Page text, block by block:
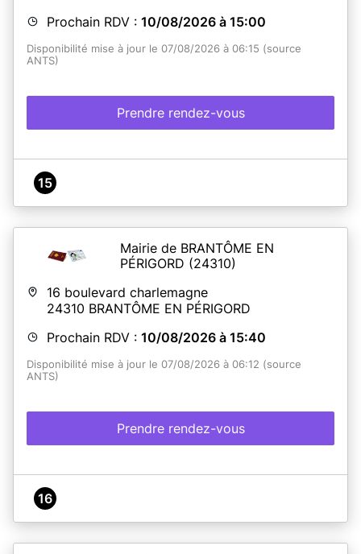
Prochain RDV : 10/08/2026 à 15:00
Disponibilité mise à jour le 07/08/2026 à 06:15 (source
ANTS)
Prendre rendez-vous
15
Mairie de BRANTÔME EN
PÉRIGORD (24310)
16 boulevard charlemagne
24310 BRANTÔME EN PÉRIGORD
Prochain RDV : 10/08/2026 à 15:40
Disponibilité mise à jour le 07/08/2026 à 06:12 (source
ANTS)
Prendre rendez-vous
16